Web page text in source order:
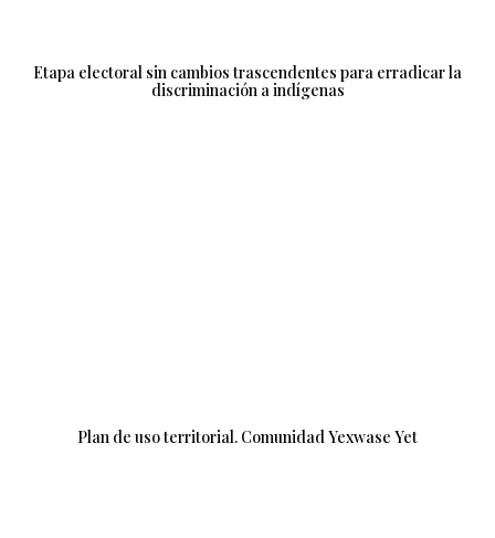
Etapa electoral sin cambios trascendentes para erradicar la
discriminación a indígenas
Plan de uso territorial. Comunidad Yexwase Yet